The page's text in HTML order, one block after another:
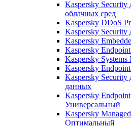
Kaspersky Security
облачных сред
Kaspersky DDoS
Kaspersky
Kaspersky
Kaspersky
Kaspersky Systems
Kaspersky
Kaspersky Security
данных
Kaspersky
Универсальный
Kaspersky
Оптимальный